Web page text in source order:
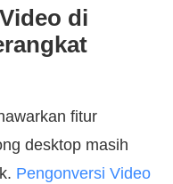
di
fitur
desktop masih
Pengonversi Video